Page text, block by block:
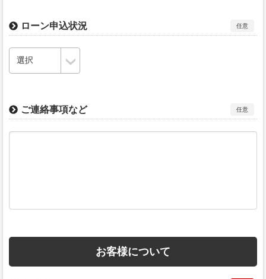
ローン申込状況 任意
ご連絡事項など 任意
お客様について